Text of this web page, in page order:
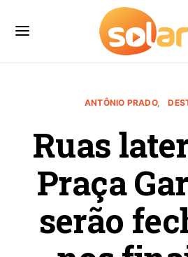
ANTÔNIO PRADO
Ruas
Praça
serão